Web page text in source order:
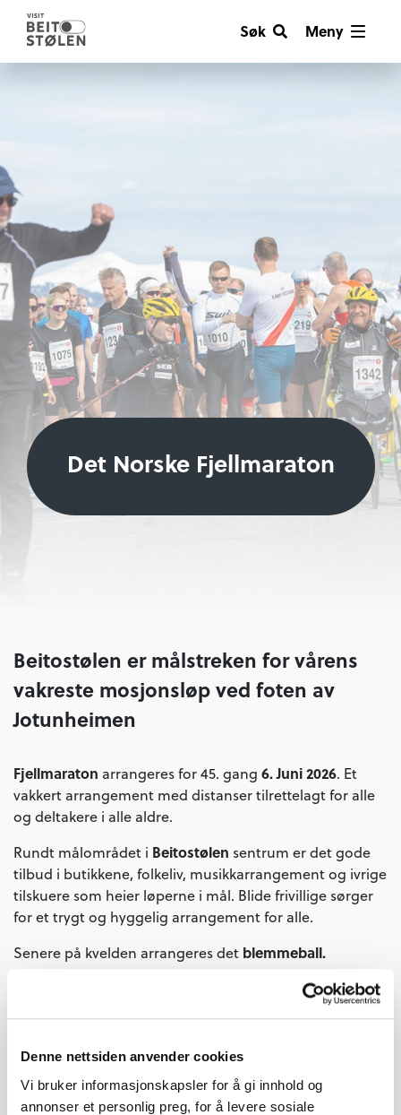
Denne nettsiden anvender cookies
Vi bruker informasjonskapsler for å gi innhold og
annonser et personlig preg, for å levere sosiale
Søk Meny
Det Norske Fjellmaraton
Beitostølen er målstreken for vårens
vakreste mosjonsløp ved foten av
Jotunheimen
Fjellmaraton arrangeres for 45. gang 6. Juni 2026. Et
vakkert arrangement med distanser tilrettelagt for alle
og deltakere i alle aldre.
Rundt målområdet i Beitostølen sentrum er det gode
tilbud i butikkene, folkeliv, musikkarrangement og ivrige
tilskuere som heier løperne i mål. Blide frivillige sørger
for et trygt og hyggelig arrangement for alle.
Senere på kvelden arrangeres det blemmeball.
Fra starten på Helmaraton og til Beitostølen er det
nærmere 500 meter høydeforskjell, og under visse
Valdresflya, enn på Beitostølen. Dette oppleves av
mange som en eksotisk, spennende og fin løpetur
gjennom flott natur, og føles svært givende å fullføre.